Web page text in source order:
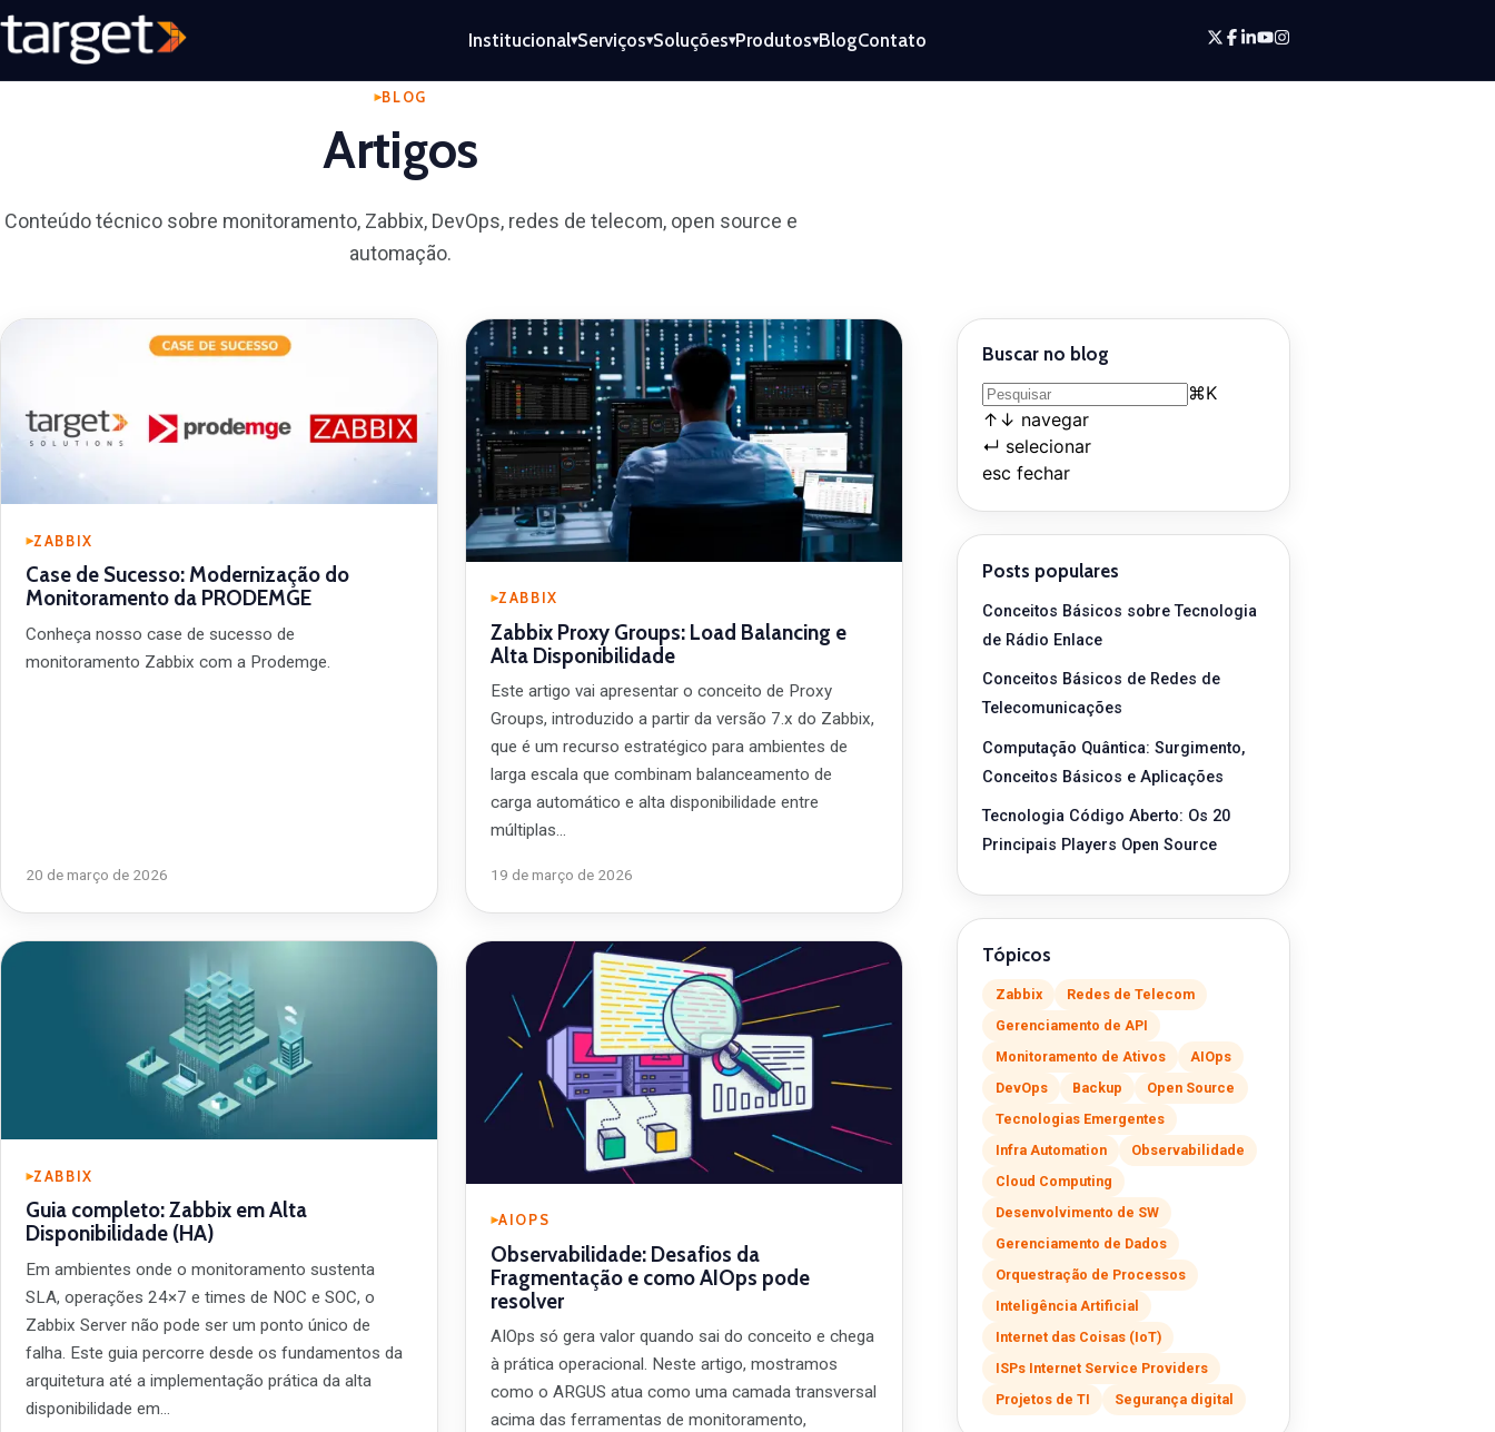
Institucional▾Serviços▾Soluções▾Produtos▾BlogContato
BLOG
Artigos
Conteúdo técnico sobre monitoramento, Zabbix, DevOps, redes de telecom, open source e
automação.
ZABBIX
Case de Sucesso: Modernização do
Monitoramento da PRODEMGE
Conheça nosso case de sucesso de
monitoramento Zabbix com a Prodemge.
20 de março de 2026
ZABBIX
Zabbix Proxy Groups: Load Balancing e
Alta Disponibilidade
Este artigo vai apresentar o conceito de Proxy
Groups, introduzido a partir da versão 7.x do Zabbix,
que é um recurso estratégico para ambientes de
larga escala que combinam balanceamento de
carga automático e alta disponibilidade entre
múltiplas…
19 de março de 2026
ZABBIX
Guia completo: Zabbix em Alta
Disponibilidade (HA)
Em ambientes onde o monitoramento sustenta
SLA, operações 24×7 e times de NOC e SOC, o
Zabbix Server não pode ser um ponto único de
falha. Este guia percorre desde os fundamentos da
arquitetura até a implementação prática da alta
disponibilidade em…
AIOPS
Observabilidade: Desafios da
Fragmentação e como AIOps pode
resolver
AIOps só gera valor quando sai do conceito e chega
à prática operacional. Neste artigo, mostramos
como o ARGUS atua como uma camada transversal
acima das ferramentas de monitoramento,
Buscar no blog
⌘K
↑ ↓ navegar
↵ selecionar
esc fechar
Posts populares
Conceitos Básicos sobre Tecnologia
de Rádio Enlace
Conceitos Básicos de Redes de
Telecomunicações
Computação Quântica: Surgimento,
Conceitos Básicos e Aplicações
Tecnologia Código Aberto: Os 20
Principais Players Open Source
Tópicos
Zabbix
Redes de Telecom
Gerenciamento de API
Monitoramento de Ativos
AIOps
DevOps
Backup
Open Source
Tecnologias Emergentes
Infra Automation
Observabilidade
Cloud Computing
Desenvolvimento de SW
Gerenciamento de Dados
Orquestração de Processos
Inteligência Artificial
Internet das Coisas (IoT)
ISPs Internet Service Providers
Projetos de TI
Segurança digital